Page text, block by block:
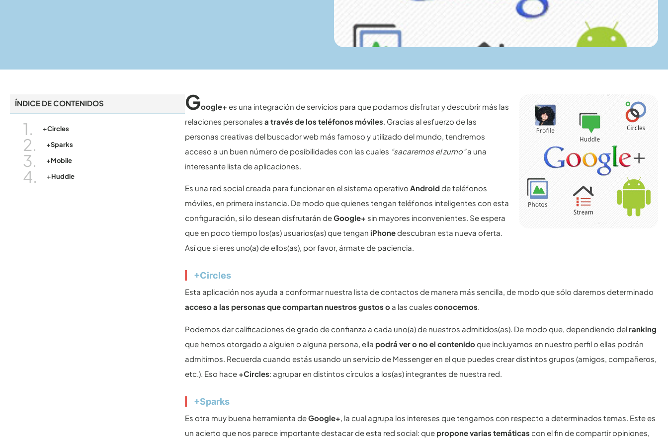
ÍNDICE DE CONTENIDOS
+Circles
+Sparks
+Mobile
+Huddle
Google+ es una integración de servicios para que podamos disfrutar y descubrir más las
relaciones personalesa través de los teléfonos móviles. Gracias al esfuerzo de las
personas creativas del buscador web más famoso y utilizado del mundo, tendremos
acceso a un buen número de posibilidades con las cuales “sacaremos el zumo”a una
interesante lista de aplicaciones.
Es una red social creada para funcionar en el sistema operativoAndroidde teléfonos
móviles, en primera instancia. De modo que quienes tengan teléfonos inteligentes con esta
configuración, si lo desean disfrutarán deGoogle+ sin mayores inconvenientes. Se espera
que en poco tiempo los(as) usuarios(as) que tengan iPhonedescubran esta nueva oferta.
Así que si eres uno(a) de ellos(as), por favor, ármate de paciencia.
+Circles
Esta aplicación nos ayuda a conformar nuestra lista de contactos de manera más sencilla, de modo que sólo daremos determinado
acceso a las personas que compartan nuestros gustos o a las cualesconocemos.
Podemos dar calificaciones de grado de confianza a cada uno(a) de nuestros admitidos(as). De modo que, dependiendo del ranking
que hemos otorgado a alguien o alguna persona, ella podrá ver o no el contenidoque incluyamos en nuestro perfil o ellas podrán
admitirnos. Recuerda cuando estás usando un servicio de Messenger en el que puedes crear distintos grupos (amigos, compañeros,
etc.). Eso hace +Circles: agrupar en distintos círculos a los(as) integrantes de nuestra red.
+Sparks
Es otra muy buena herramienta deGoogle+ , la cual agrupa los intereses que tengamos con respecto a determinados temas. Este es
un acierto que nos parece importante destacar de esta red social: que propone varias temáticas con el fin de compartir opiniones,